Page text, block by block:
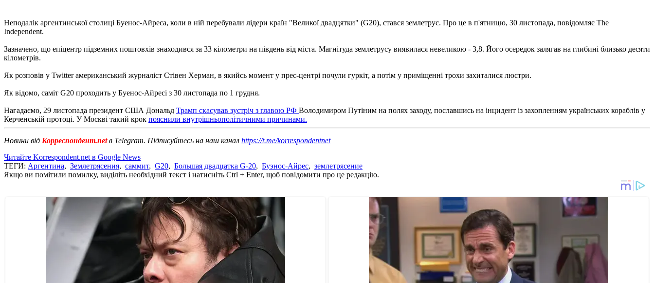
Неподалік аргентинської столиці Буенос-Айреса, коли в ній перебували лідери країн "Великої двадцятки" (G20), стався землетрус. Про це в п'ятницю, 30 листопада, повідомляє The
Independent.
Зазначено, що епіцентр підземних поштовхів знаходився за 33 кілометри на південь від міста. Магнітуда землетрусу виявилася невеликою - 3,8. Його осередок залягав на глибині близько десяти
кілометрів.
Як розповів у Twitter американський журналіст Стівен Херман, в якийсь момент у прес-центрі почули гуркіт, а потім у приміщенні трохи захиталися люстри.
Як відомо, саміт G20 проходить у Буенос-Айресі з 30 листопада по 1 грудня.
Нагадаємо, 29 листопада президент США Дональд Трамп скасував зустріч з главою РФ Володимиром Путіним на полях заходу, пославшись на інцидент із захопленням українських кораблів у
Керченській протоці. У Москві такий крок пояснили внутрішньополітичними причинами.
Новини від Корреспондент.netв Telegram. Підписуйтесь на наш канал https://t.me/korrespondentnet
Читайте Korrespondent.net в Google News
ТЕГИ: Аргентина, Землетрясения, саммит, G20, Большая двадцатка G-20, Буэнос-Айрес, землетрясение
Якщо ви помітили помилку, виділіть необхідний текст і натисніть Ctrl + Enter, щоб повідомити про це редакцію.